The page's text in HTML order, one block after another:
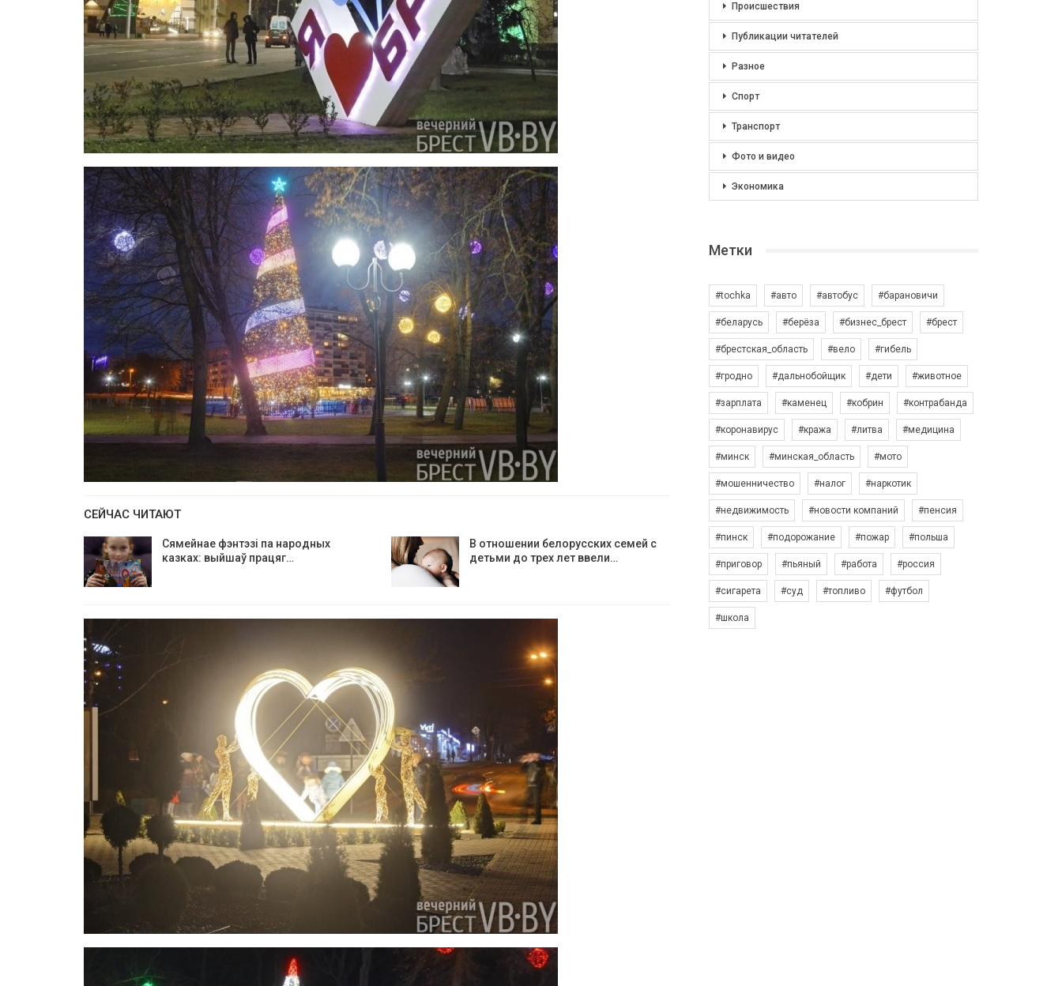
СЕЙЧАС ЧИТАЮТ
Сямейнае фэнтэзі па народных
казках: выйшаў працяг…
В отношении белорусских семей с
детьми до трех лет ввели…
Происшествия
Публикации читателей
Разное
Спорт
Транспорт
Фото и видео
Экономика
Метки
#tochka #авто #автобус #барановичи
#беларусь #берёза #бизнес_брест #брест
#брестская_область #вело #гибель
#гродно #дальнобойщик #дети #животное
#зарплата #каменец #кобрин #контрабанда
#коронавирус #кража #литва #медицина
#минск #минская_область #мото
#мошенничество #налог #наркотик
#недвижимость #новости компаний #пенсия
#пинск #подорожание #пожар #польша
#приговор #пьяный #работа #россия
#сигарета #суд #топливо #футбол
#школа